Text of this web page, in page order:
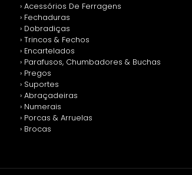
› Acessórios De Ferragens
› Fechaduras
› Dobradiças
› Trincos & Fechos
› Encartelados
› Parafusos, Chumbadores & Buchas
› Pregos
› Suportes
› Abraçadeiras
› Numerais
› Porcas & Arruelas
› Brocas